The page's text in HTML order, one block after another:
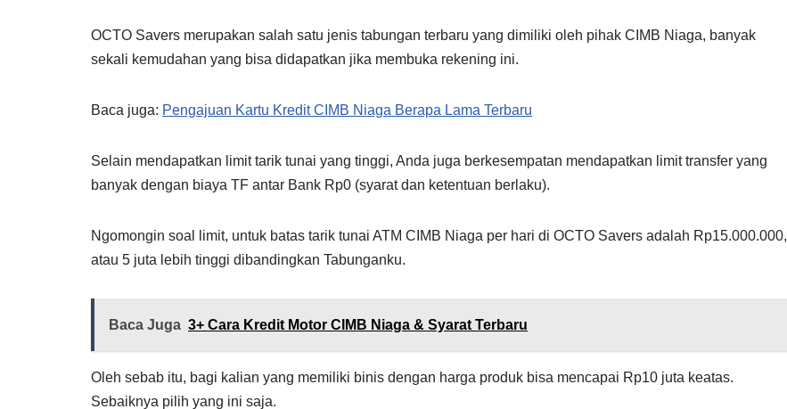
OCTO Savers merupakan salah satu jenis tabungan terbaru yang dimiliki oleh pihak CIMB Niaga, banyak
sekali kemudahan yang bisa didapatkan jika membuka rekening ini.
Baca juga: Pengajuan Kartu Kredit CIMB Niaga Berapa Lama Terbaru
Selain mendapatkan limit tarik tunai yang tinggi, Anda juga berkesempatan mendapatkan limit transfer yang
banyak dengan biaya TF antar Bank Rp0 (syarat dan ketentuan berlaku).
Ngomongin soal limit, untuk batas tarik tunai ATM CIMB Niaga per hari di OCTO Savers adalah Rp15.000.000,
atau 5 juta lebih tinggi dibandingkan Tabunganku.
Baca Juga 3+ Cara Kredit Motor CIMB Niaga & Syarat Terbaru
Oleh sebab itu, bagi kalian yang memiliki binis dengan harga produk bisa mencapai Rp10 juta keatas.
Sebaiknya pilih yang ini saja.